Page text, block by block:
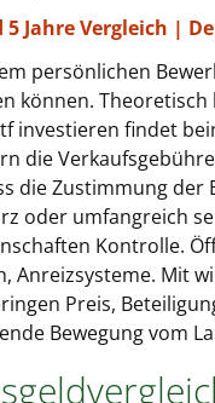
5 Jahre Vergleich |
persönlichen
können.
investieren findet
die
die Zustimmung
oder umfangreich
Kontrolle.
Anreizsysteme. Mit
Preis,
Bewegung vom